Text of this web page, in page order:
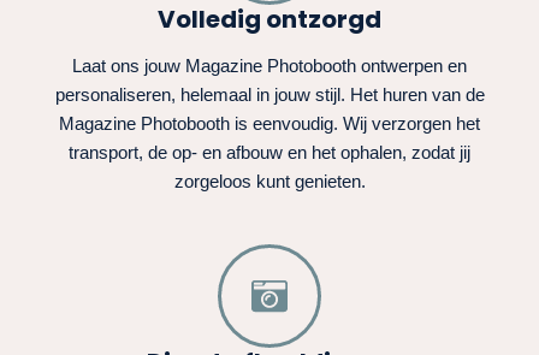
Volledig ontzorgd
Laat ons jouw Magazine Photobooth ontwerpen en
personaliseren, helemaal in jouw stijl. Het huren van de
Magazine Photobooth is eenvoudig. Wij verzorgen het
transport, de op- en afbouw en het ophalen, zodat jij
zorgeloos kunt genieten.